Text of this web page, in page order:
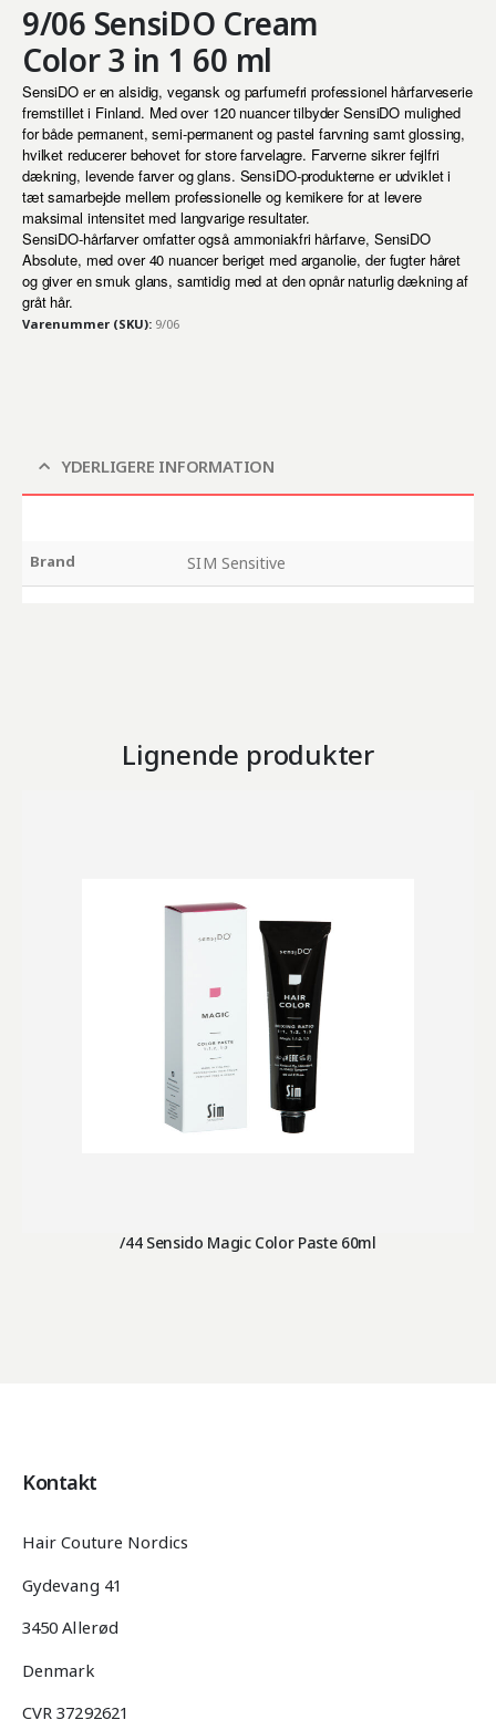
9/06 SensiDO Cream
Color 3 in 1 60 ml
SensiDO er en alsidig, vegansk og parfumefri professionel hårfarveserie
fremstillet i Finland. Med over 120 nuancer tilbyder SensiDO mulighed
for både permanent, semi-permanent og pastel farvning samt glossing,
hvilket reducerer behovet for store farvelagre. Farverne sikrer fejlfri
dækning, levende farver og glans. SensiDO-produkterne er udviklet i
tæt samarbejde mellem professionelle og kemikere for at levere
maksimal intensitet med langvarige resultater.
SensiDO-hårfarver omfatter også ammoniakfri hårfarve, SensiDO
Absolute, med over 40 nuancer beriget med arganolie, der fugter håret
og giver en smuk glans, samtidig med at den opnår naturlig dækning af
gråt hår.
Varenummer (SKU): 9/06
YDERLIGERE INFORMATION
Brand SIM Sensitive
Lignende produkter
/44 Sensido Magic Color Paste 60ml
Kontakt
Hair Couture Nordics
Gydevang 41
3450 Allerød
Denmark
CVR 37292621